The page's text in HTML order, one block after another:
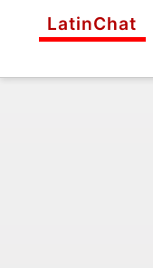
LatinChat